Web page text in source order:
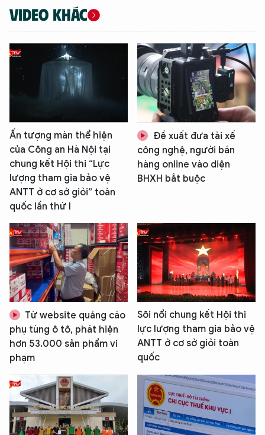
VIDEO KHÁC
Ấn tượng màn thể hiện
của Công an Hà Nội tại
chung kết Hội thi “Lực
lượng tham gia bảo vệ
ANTT ở cơ sở giỏi” toàn
quốc lần thứ I
Đề xuất đưa tài xế
công nghệ, người bán
hàng online vào diện
BHXH bắt buộc
Từ website quảng cáo
phụ tùng ô tô, phát hiện
hơn 53.000 sản phẩm vi
phạm
Sôi nổi chung kết Hội thi
lực lượng tham gia bảo vệ
ANTT ở cơ sở giỏi toàn
quốc
XIN CHÀO,
TÔI LÀ CHATBOT CỦA